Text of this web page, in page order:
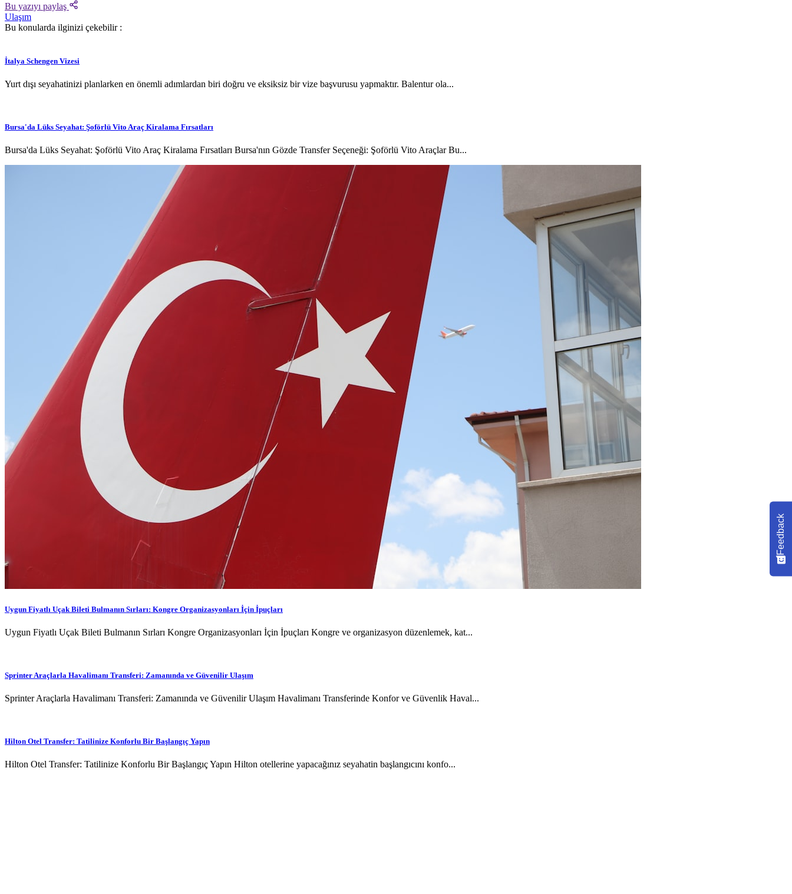
Bu yazıyı paylaş
Ulaşım
Bu konularda ilginizi çekebilir :
İtalya Schengen Vizesi
Yurt dışı seyahatinizi planlarken en önemli adımlardan biri doğru ve eksiksiz bir vize başvurusu yapmaktır. Balentur ola...
Bursa'da Lüks Seyahat: Şoförlü Vito Araç Kiralama Fırsatları
Bursa'da Lüks Seyahat: Şoförlü Vito Araç Kiralama Fırsatları Bursa'nın Gözde Transfer Seçeneği: Şoförlü Vito Araçlar Bu...
Uygun Fiyatlı Uçak Bileti Bulmanın Sırları: Kongre Organizasyonları İçin İpuçları
Uygun Fiyatlı Uçak Bileti Bulmanın Sırları Kongre Organizasyonları İçin İpuçları Kongre ve organizasyon düzenlemek, kat...
Sprinter Araçlarla Havalimanı Transferi: Zamanında ve Güvenilir Ulaşım
Sprinter Araçlarla Havalimanı Transferi: Zamanında ve Güvenilir Ulaşım Havalimanı Transferinde Konfor ve Güvenlik Haval...
Hilton Otel Transfer: Tatilinize Konforlu Bir Başlangıç Yapın
Hilton Otel Transfer: Tatilinize Konforlu Bir Başlangıç Yapın Hilton otellerine yapacağınız seyahatin başlangıcını konfo...
Feedback